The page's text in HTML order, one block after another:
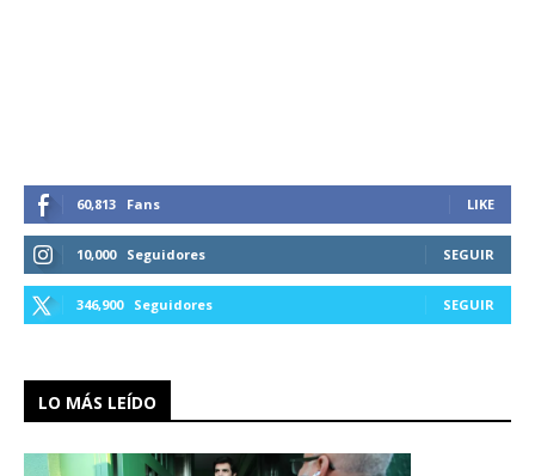
60,813 Fans LIKE
10,000 Seguidores SEGUIR
346,900 Seguidores SEGUIR
LO MÁS LEÍDO